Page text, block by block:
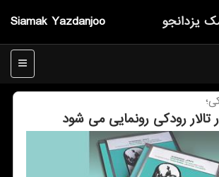
Siamak Yazdanjoo یزدانجو
منو
تالار رودكی رونمایی می شود